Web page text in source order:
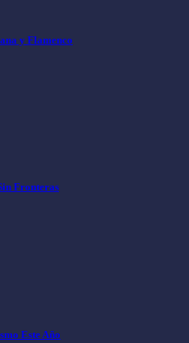
y Flamenco
Fronteras
Este Año